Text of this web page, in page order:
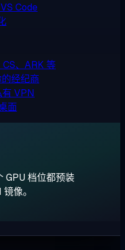
Code
、ARK 等
经纪商
VPN
面
GPU 档位都预装
像。